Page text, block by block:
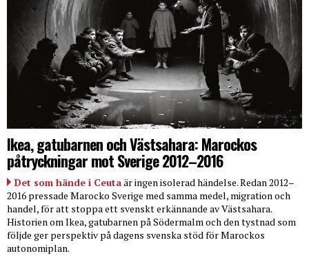
Ikea, gatubarnen och Västsahara: Marockos
påtryckningar mot Sverige 2012–2016
Det som hände i Ceutaär ingen isolerad händelse. Redan 2012–
2016 pressade Marocko Sverige med samma medel, migration och
handel, för att stoppa ett svenskt erkännande av Västsahara.
Historien om Ikea, gatubarnen på Södermalm och den tystnad som
följde ger perspektiv på dagens svenska stöd för Marockos
autonomiplan.